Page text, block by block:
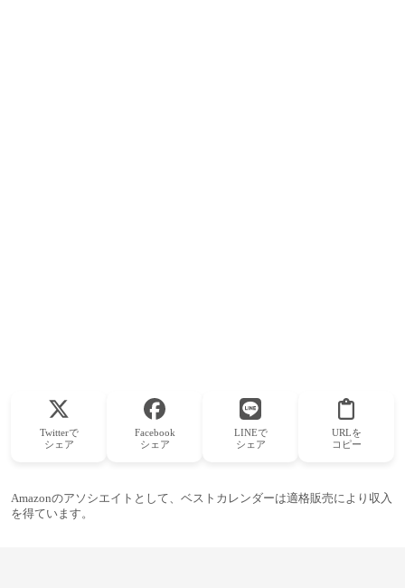
Twitterで
シェア
Facebook
シェア
LINEで
シェア
URLを
コピー
Amazonのアソシエイトとして、ベストカレンダーは適格販売により収入
を得ています。